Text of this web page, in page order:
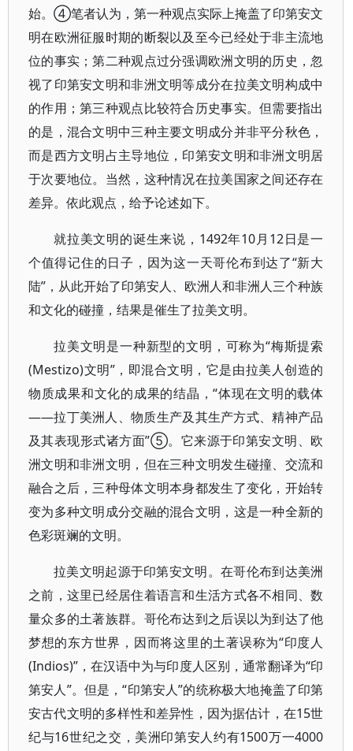
始。④笔者认为，第一种观点实际上掩盖了印第安文
明在欧洲征服时期的断裂以及至今已经处于非主流地
位的事实；第二种观点过分强调欧洲文明的历史，忽
视了印第安文明和非洲文明等成分在拉美文明构成中
的作用；第三种观点比较符合历史事实。但需要指出
的是，混合文明中三种主要文明成分并非平分秋色，
而是西方文明占主导地位，印第安文明和非洲文明居
于次要地位。当然，这种情况在拉美国家之间还存在
差异。依此观点，给予论述如下。
就拉美文明的诞生来说，1492年10月12日是一
个值得记住的日子，因为这一天哥伦布到达了“新大
陆”，从此开始了印第安人、欧洲人和非洲人三个种族
和文化的碰撞，结果是催生了拉美文明。
拉美文明是一种新型的文明，可称为“梅斯提索
(Mestizo)文明”，即混合文明，它是由拉美人创造的
物质成果和文化的成果的结晶，“体现在文明的载体
——拉丁美洲人、物质生产及其生产方式、精神产品
及其表现形式诸方面”⑤。它来源于印第安文明、欧
洲文明和非洲文明，但在三种文明发生碰撞、交流和
融合之后，三种母体文明本身都发生了变化，开始转
变为多种文明成分交融的混合文明，这是一种全新的
色彩斑斓的文明。
拉美文明起源于印第安文明。在哥伦布到达美洲
之前，这里已经居住着语言和生活方式各不相同、数
量众多的土著族群。哥伦布达到之后误以为到达了他
梦想的东方世界，因而将这里的土著误称为“印度人
(Indios)”，在汉语中为与印度人区别，通常翻译为“印
第安人”。但是，“印第安人”的统称极大地掩盖了印第
安古代文明的多样性和差异性，因为据估计，在15世
纪与16世纪之交，美洲印第安人约有1500万一4000